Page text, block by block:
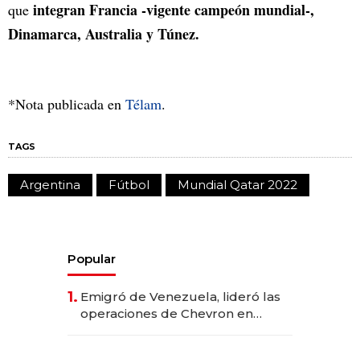
que integran Francia -vigente campeón mundial-,
Dinamarca, Australia y Túnez.
*Nota publicada en Télam.
TAGS
Argentina Fútbol Mundial Qatar 2022
Popular
1. Emigró de Venezuela, lideró las
operaciones de Chevron en